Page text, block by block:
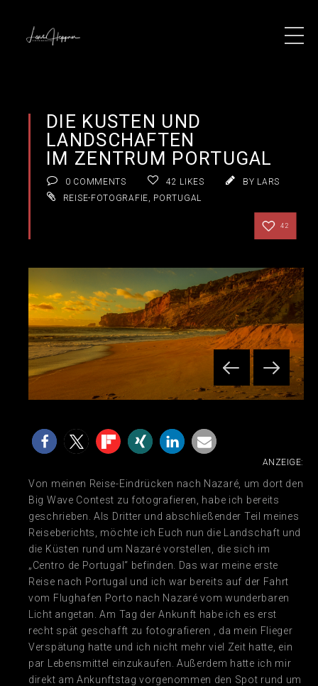
DIE KÜSTEN UND
LANDSCHAFTEN
IM ZENTRUM PORTUGAL
0 COMMENTS 42 LIKES
BY LARS
REISE-FOTOGRAFIE, PORTUGAL
42
ANZEIGE:
Von meinen Reise-Eindrücken nach Nazaré, um dort den
Big Wave Contest zu fotografieren, habe ich bereits
geschrieben. Als Dritter und abschließender Teil meines
Reiseberichts, möchte ich Euch nun die Landschaft und
die Küsten rund um Nazaré vorstellen, die sich im
„Centro de Portugal“ befinden. Das war meine erste
Reise nach Portugal und ich war bereits auf der Fahrt
vom Flughafen Porto nach Nazaré vom wunderbaren
Licht angetan. Am Tag der Ankunft habe ich es erst
recht spät geschafft zu fotografieren , da mein Flieger
Verspätung hatte und ich nicht mehr viel Zeit hatte, ein
par Lebensmittel einzukaufen. Außerdem hatte ich mir
direkt am Ankunftstag vorgenommen den Spot rund um